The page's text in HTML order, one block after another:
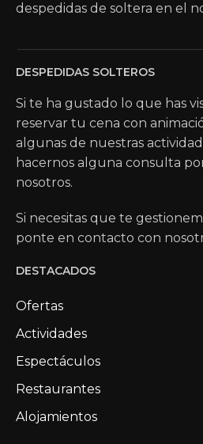
despedidas de soltera en el
DESPEDIDAS SOLTEROS
Si te ha gustado lo que has
reservar tu cena con
algunas de nuestras
hacernos alguna consulta
nosotros.
Si necesitas que te
ponte en contacto con
DESTACADOS
Ofertas
Actividades
Espectáculos
Restaurantes
Alojamientos